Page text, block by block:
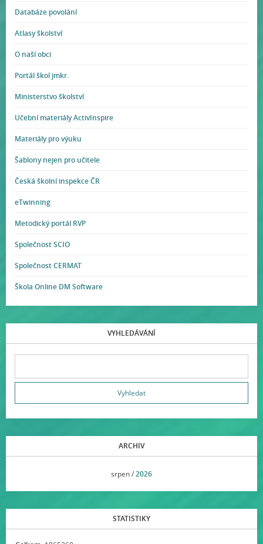
Databáze povolání
Atlasy školství
O naší obci
Portál škol jmkr.
Ministerstvo školství
Učební materiály ActivInspire
Materiály pro výuku
Šablony nejen pro učitele
Česká školní inspekce ČR
eTwinning
Metodický portál RVP
Společnost SCIO
Společnost CERMAT
Škola Online DM Software
VYHLEDÁVÁNÍ
ARCHIV
srpen /2026
STATISTIKY